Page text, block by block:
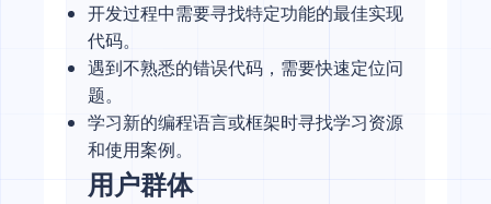
开发过程中需要寻找特定功能的最佳实现
代码。
遇到不熟悉的错误代码，需要快速定位问
题。
学习新的编程语言或框架时寻找学习资源
和使用案例。
用户群体